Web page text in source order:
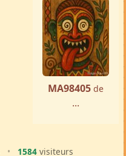
MA98405 de
...
• 1584 visiteurs